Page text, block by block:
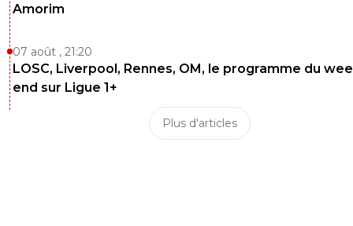
Amorim
07 août , 21:20
LOSC, Liverpool, Rennes, OM, le programme du
end sur Ligue 1+
Plus d'articles